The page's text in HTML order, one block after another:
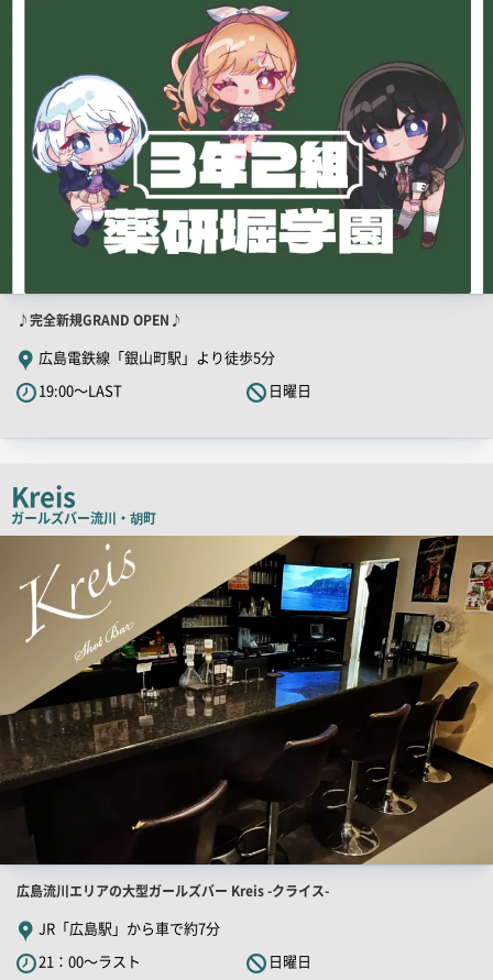
店
舗
PR
キ
コ
ピ
♪完全新規GRAND OPEN♪
広島電鉄線「銀山町駅」より徒歩5分
19:00～LAST
日曜日
Kreis
ガールズバー流川・胡町
店
店
舗
PR
キ
広島流川エリアの大型ガールズバー Kreis -クライス-
JR「広島駅」から車で約7分
21：00～ラスト
日曜日